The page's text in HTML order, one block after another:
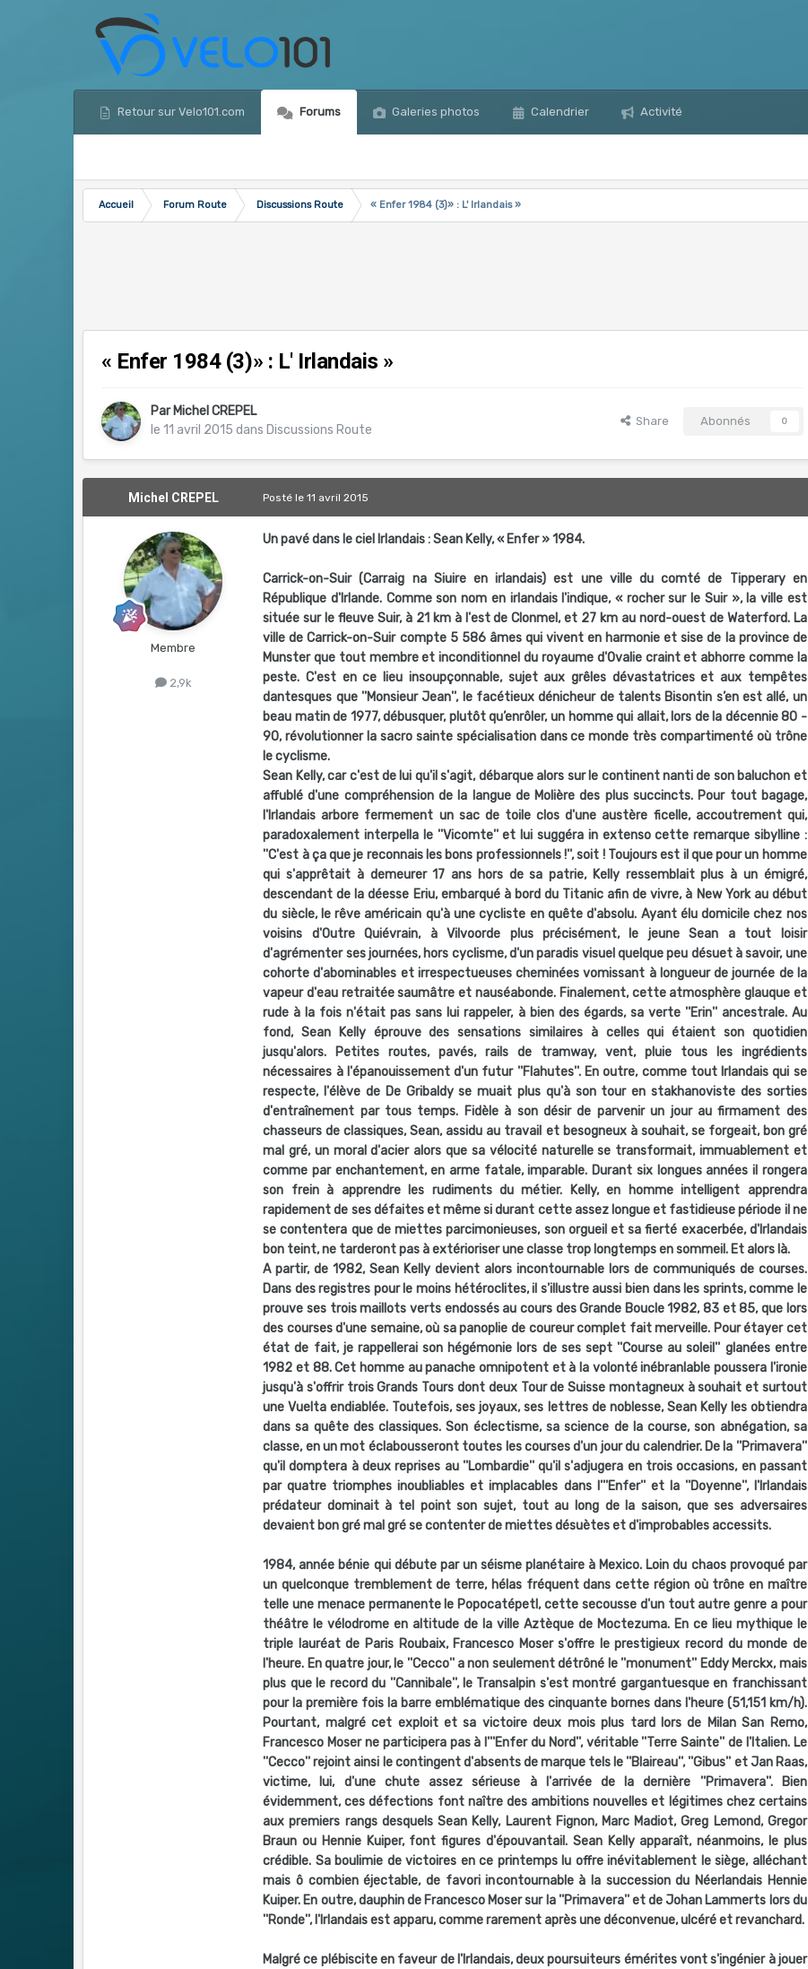
Retour sur Velo101.com Forums Galeries photos Calendrier Activité
Accueil Forum Route Discussions Route
« Enfer 1984 (3)» : L' Irlandais »
« Enfer 1984 (3)» : L' Irlandais »
Par Michel CREPEL
le 11 avril 2015 dans Discussions Route
Share Abonnés 0
Michel CREPEL
Membre
2,9k
Postéle 11 avril 2015
Un pavé dans le ciel Irlandais : Sean Kelly, « Enfer » 1984.
Carrick-on-Suir (Carraig na Siuire en irlandais) est une ville du comté de Tipperary en
République d'Irlande. Comme son nom en irlandais l'indique, « rocher sur le Suir », la ville est
située sur le fleuve Suir, à 21 km à l'est de Clonmel, et 27 km au nord-ouest de Waterford. La
ville de Carrick-on-Suir compte 5 586 âmes qui vivent en harmonie et sise de la province de
Munster que tout membre et inconditionnel du royaume d'Ovalie craint et abhorre comme la
peste. C'est en ce lieu insoupçonnable, sujet aux grêles dévastatrices et aux tempêtes
dantesques que ''Monsieur Jean'', le facétieux dénicheur de talents Bisontin s’en est allé, un
beau matin de 1977, débusquer, plutôt qu’enrôler, un homme qui allait, lors de la décennie 80 -
90, révolutionner la sacro sainte spécialisation dans ce monde très compartimenté où trône
le cyclisme.
Sean Kelly, car c'est de lui qu'il s'agit, débarque alors sur le continent nanti de son baluchon et
affublé d'une compréhension de la langue de Molière des plus succincts. Pour tout bagage,
l'Irlandais arbore fermement un sac de toile clos d'une austère ficelle, accoutrement qui,
paradoxalement interpella le ''Vicomte'' et lui suggéra in extenso cette remarque sibylline :
''C'est à ça que je reconnais les bons professionnels !'', soit ! Toujours est il que pour un homme
qui s'apprêtait à demeurer 17 ans hors de sa patrie, Kelly ressemblait plus à un émigré,
descendant de la déesse Eriu, embarqué à bord du Titanic afin de vivre, à New York au début
du siècle, le rêve américain qu'à une cycliste en quête d'absolu. Ayant élu domicile chez nos
voisins d'Outre Quiévrain, à Vilvoorde plus précisément, le jeune Sean a tout loisir
d'agrémenter ses journées, hors cyclisme, d'un paradis visuel quelque peu désuet à savoir, une
cohorte d'abominables et irrespectueuses cheminées vomissant à longueur de journée de la
vapeur d'eau retraitée saumâtre et nauséabonde. Finalement, cette atmosphère glauque et
rude à la fois n'était pas sans lui rappeler, à bien des égards, sa verte ''Erin'' ancestrale. Au
fond, Sean Kelly éprouve des sensations similaires à celles qui étaient son quotidien
jusqu'alors. Petites routes, pavés, rails de tramway, vent, pluie tous les ingrédients
nécessaires à l'épanouissement d'un futur ''Flahutes''. En outre, comme tout Irlandais qui se
respecte, l'élève de De Gribaldy se muait plus qu'à son tour en stakhanoviste des sorties
d'entraînement par tous temps. Fidèle à son désir de parvenir un jour au firmament des
chasseurs de classiques, Sean, assidu au travail et besogneux à souhait, se forgeait, bon gré
mal gré, un moral d'acier alors que sa vélocité naturelle se transformait, immuablement et
comme par enchantement, en arme fatale, imparable. Durant six longues années il rongera
son frein à apprendre les rudiments du métier. Kelly, en homme intelligent apprendra
rapidement de ses défaites et même si durant cette assez longue et fastidieuse période il ne
se contentera que de miettes parcimonieuses, son orgueil et sa fierté exacerbée, d'Irlandais
bon teint, ne tarderont pas à extérioriser une classe trop longtemps en sommeil. Et alors là.
A partir, de 1982, Sean Kelly devient alors incontournable lors de communiqués de courses.
Dans des registres pour le moins hétéroclites, il s'illustre aussi bien dans les sprints, comme le
prouve ses trois maillots verts endossés au cours des Grande Boucle 1982, 83 et 85, que lors
des courses d'une semaine, où sa panoplie de coureur complet fait merveille. Pour étayer cet
état de fait, je rappellerai son hégémonie lors de ses sept ''Course au soleil'' glanées entre
1982 et 88. Cet homme au panache omnipotent et à la volonté inébranlable poussera l'ironie
jusqu'à s'offrir trois Grands Tours dont deux Tour de Suisse montagneux à souhait et surtout
une Vuelta endiablée. Toutefois, ses joyaux, ses lettres de noblesse, Sean Kelly les obtiendra
dans sa quête des classiques. Son éclectisme, sa science de la course, son abnégation, sa
classe, en un mot éclabousseront toutes les courses d'un jour du calendrier. De la ''Primavera''
qu'il domptera à deux reprises au ''Lombardie'' qu'il s'adjugera en trois occasions, en passant
par quatre triomphes inoubliables et implacables dans l'''Enfer'' et la ''Doyenne'', l'Irlandais
prédateur dominait à tel point son sujet, tout au long de la saison, que ses adversaires
devaient bon gré mal gré se contenter de miettes désuètes et d'improbables accessits.
1984, année bénie qui débute par un séisme planétaire à Mexico. Loin du chaos provoqué par
un quelconque tremblement de terre, hélas fréquent dans cette région où trône en maître
telle une menace permanente le Popocatépetl, cette secousse d'un tout autre genre a pour
théâtre le vélodrome en altitude de la ville Aztèque de Moctezuma. En ce lieu mythique le
triple lauréat de Paris Roubaix, Francesco Moser s'offre le prestigieux record du monde de
l'heure. En quatre jour, le ''Cecco'' a non seulement détrôné le ''monument'' Eddy Merckx, mais
plus que le record du ''Cannibale'', le Transalpin s'est montré gargantuesque en franchissant
pour la première fois la barre emblématique des cinquante bornes dans l'heure (51,151 km/h).
Pourtant, malgré cet exploit et sa victoire deux mois plus tard lors de Milan San Remo,
Francesco Moser ne participera pas à l'''Enfer du Nord'', véritable ''Terre Sainte'' de l'Italien. Le
''Cecco'' rejoint ainsi le contingent d'absents de marque tels le ''Blaireau'', ''Gibus'' et Jan Raas,
victime, lui, d'une chute assez sérieuse à l'arrivée de la dernière ''Primavera''. Bien
évidemment, ces défections font naître des ambitions nouvelles et légitimes chez certains
aux premiers rangs desquels Sean Kelly, Laurent Fignon, Marc Madiot, Greg Lemond, Gregor
Braun ou Hennie Kuiper, font figures d'épouvantail. Sean Kelly apparaît, néanmoins, le plus
crédible. Sa boulimie de victoires en ce printemps lu offre inévitablement le siège, alléchant
mais ô combien éjectable, de favori incontournable à la succession du Néerlandais Hennie
Kuiper. En outre, dauphin de Francesco Moser sur la ''Primavera'' et de Johan Lammerts lors du
''Ronde'', l'Irlandais est apparu, comme rarement après une déconvenue, ulcéré et revanchard.
Malgré ce plébiscite en faveur de l'Irlandais, deux poursuiteurs émérites vont s'ingénier à jouer